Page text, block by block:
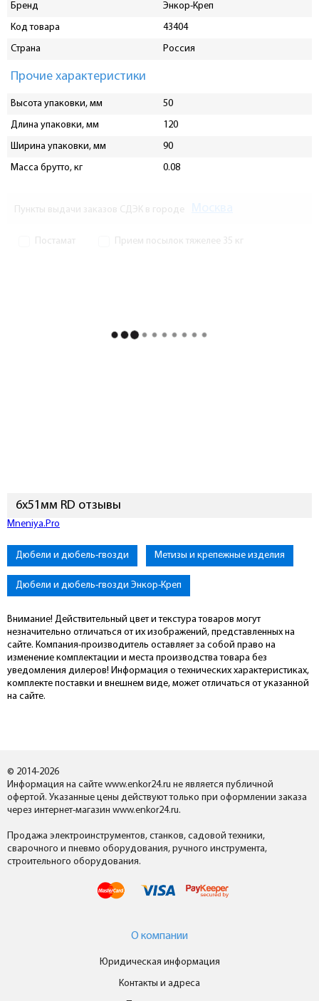
Бренд
Энкор-Креп
Код товара
43404
Страна
Россия
Прочие характеристики
Высота упаковки, мм
50
Длина упаковки, мм
120
Ширина упаковки, мм
90
Масса брутто, кг
0.08
Пункты выдачи заказов СДЭК в городе
Постамат Прием посылок тяжелее 35 кг
6х51мм RD отзывы
Mneniya.Pro
Дюбели и дюбель-гвозди Метизы и крепежные изделия
Дюбели и дюбель-гвозди Энкор-Креп
Внимание! Действительный цвет и текстура товаров могут
незначительно отличаться от их изображений, представленных на
сайте. Компания-производитель оставляет за собой право на
изменение комплектации и места производства товара без
уведомления дилеров! Информация о технических характеристиках,
комплекте поставки и внешнем виде, может отличаться от указанной
на сайте.
© 2014-2026
Информация на сайте www.enkor24.ru не является публичной
офертой. Указанные цены действуют только при оформлении заказа
через интернет-магазин www.enkor24.ru.
Продажа электроинструментов, станков, садовой техники,
сварочного и пневмо оборудования, ручного инструмента,
строительного оборудования.
О компании
Юридическая информация
Контакты и адреса